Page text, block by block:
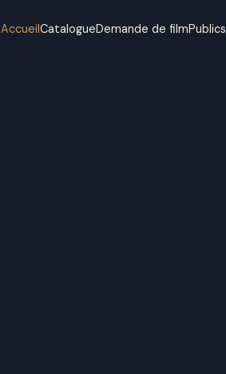
AccueilCatalogueDemande de filmPublics